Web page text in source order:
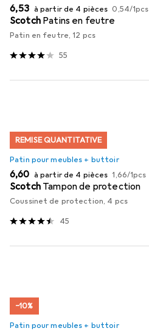
EUR
6,53 à partir de 4 pièces EUR
0,54/1pcs
Scotch Patins en feutre
Patin en feutre, 12 pcs
55
REMISE QUANTITATIVE
Patin pour meubles + buttoir
EUR
6,60 à partir de 4 pièces EUR
1,66/1pcs
Scotch Tampon de protection
Coussinet de protection, 4 pcs
45
−10%
Patin pour meubles + buttoir